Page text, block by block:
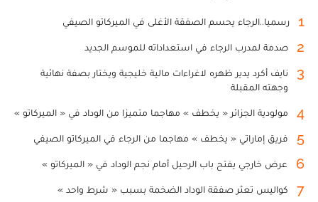
1 رسميا..الرجاء يحسم الصفقة الأغلى في الميركاتو الصيفي
2 صدمة لمدرب الرجاء في استعداداته للموسم الجديد
3
نايف أكرد يدير ظهره لاغراءات مالية خليجية ويختار بصفة نهائية
وجهته المقبلة
4 مولودية الجزائر « يخطف » مهاجما متميزا من الوداد في « الميركاتو »
5 فريق إماراتي « يخطف » مهاجما من الرجاء في الميركاتو الصيفي
6 عرض خارجي يفتح باب الرحيل أمام نجم الوداد في « الميركاتو »
7 كواليس تعثر صفقة الوداد الضخمة بسبب « شرط واحد »